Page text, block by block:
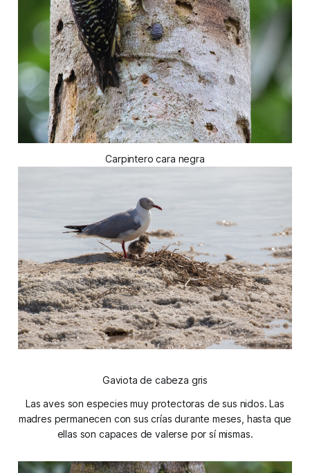
Carpintero cara negra
Gaviota de cabeza gris
Las aves son especies muy protectoras de sus nidos. Las
madres permanecen con sus crías durante meses, hasta que
ellas son capaces de valerse por sí mismas.